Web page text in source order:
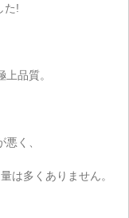
た!
品質。
く、
は多くありません。